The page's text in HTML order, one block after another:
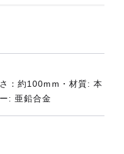
：約100mm・材質: 本
: 亜鉛合金